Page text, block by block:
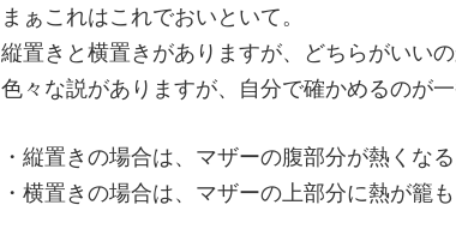
まぁこれはこれでおいといて。
縦置きと横置きがありますが、どちらがいいの
色々な説がありますが、自分で確かめるのが一
・縦置きの場合は、マザーの腹部分が熱くなる
・横置きの場合は、マザーの上部分に熱が籠も